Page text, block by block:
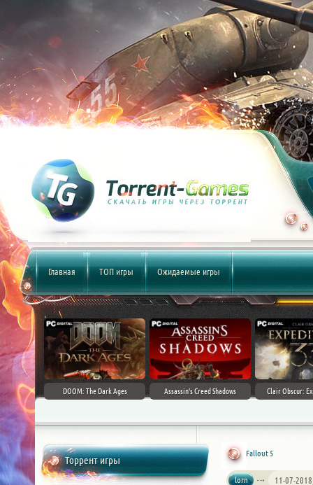
Главная ТОП игры Ожидаемые игры
DOOM: The Dark Ages Assassin's Creed Shadows Clair Obscur:
Торрент игры
Fallout 5
lorn 11-07-